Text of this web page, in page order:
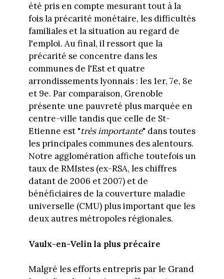
été pris en compte mesurant tout à la
fois la précarité monétaire, les difficultés
familiales et la situation au regard de
l'emploi. Au final, il ressort que la
précarité se concentre dans les
communes de l'Est et quatre
arrondissements lyonnais : les 1er, 7e, 8e
et 9e. Par comparaison, Grenoble
présente une pauvreté plus marquée en
centre-ville tandis que celle de St-
Etienne est "très importante" dans toutes
les principales communes des alentours.
Notre agglomération affiche toutefois un
taux de RMIstes (ex-RSA, les chiffres
datant de 2006 et 2007) et de
bénéficiaires de la couverture maladie
universelle (CMU) plus important que les
deux autres métropoles régionales.
Vaulx-en-Velin la plus précaire
Malgré les efforts entrepris par le Grand